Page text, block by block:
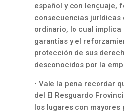
español y con lenguaje,
consecuencias jurídicas
ordinario, lo cual implica
garantías y el
protección de sus
desconocidos por la
• Vale la pena recordar
del El Resguardo
los lugares con mayores